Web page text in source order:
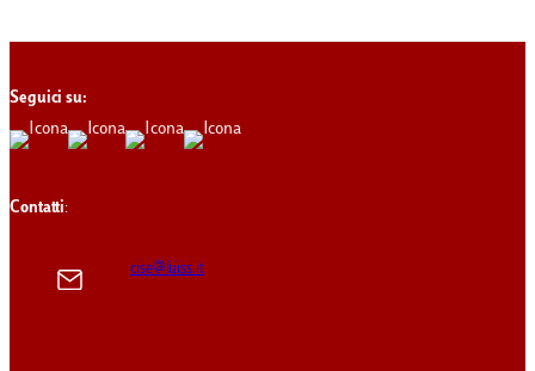
Seguici su:
Contatti:
cise@luiss.it